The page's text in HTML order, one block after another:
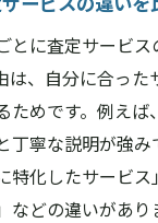
とに査定サービ
は、自分に合った
ためです。例えば
丁寧な説明が強み
特化したサービ
などの違いがあ